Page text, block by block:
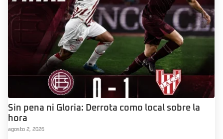
Sin pena ni Gloria: Derrota como local sobre la
hora
agosto 2, 2026